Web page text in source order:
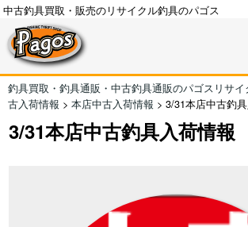
中古釣具買取・販売のリサイクル釣具のパゴス
釣具買取・釣具通販・中古釣具通販のパゴスリサ
古入荷情報 > 本店中古入荷情報 > 3/31本店中古釣
3/31本店中古釣具入荷情報